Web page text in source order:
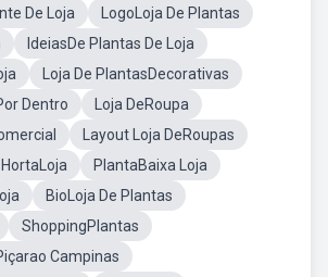
De Loja
LogoLoja De Plantas
IdeiasDe Plantas De Loja
Loja De PlantasDecorativas
Dentro
Loja DeRoupa
Layout Loja DeRoupas
HortaLoja
PlantaBaixa Loja
BioLoja De Plantas
ShoppingPlantas
Campinas